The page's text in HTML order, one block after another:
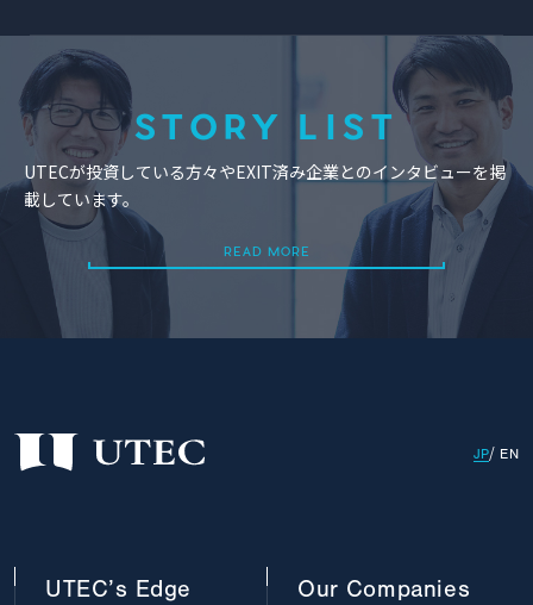
STORY LIST
UTECが投資している方々やEXIT済み企業とのインタビューを掲
載しています。
READ MORE
READ MORE
JP EN
UTEC’s Edge Our Companies